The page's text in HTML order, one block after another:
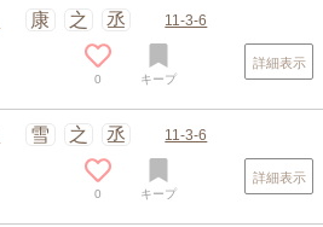
康 之 丞 11-3-6
0 キープ
詳細表示
雪 之 丞 11-3-6
0 キープ
詳細表示